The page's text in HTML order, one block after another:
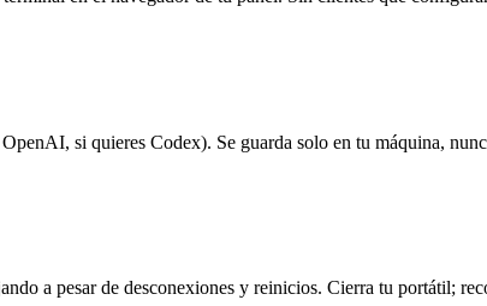
si quieres Codex). Se guarda solo en tu máquina,
a pesar de desconexiones y reinicios. Cierra tu portátil;